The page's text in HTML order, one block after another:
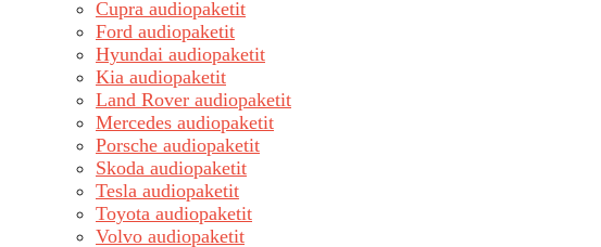
Cupra audiopaketit
Ford audiopaketit
Hyundai audiopaketit
Kia audiopaketit
Land Rover audiopaketit
Mercedes audiopaketit
Porsche audiopaketit
Skoda audiopaketit
Tesla audiopaketit
Toyota audiopaketit
Volvo audiopaketit